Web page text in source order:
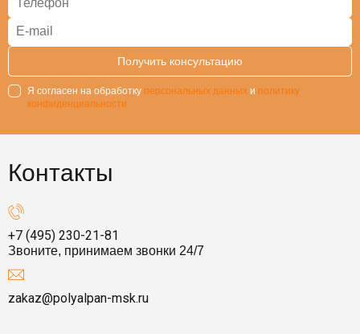
Я согласен на обработку персональных данных и политику
конфиденциальности
Контакты
+7 (495) 230-21-81
Звоните, принимаем звонки 24/7
zakaz@polyalpan-msk.ru